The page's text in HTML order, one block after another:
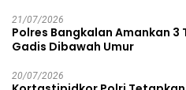
21/07/2026
Polres Bangkalan Amankan
Gadis Dibawah Umur
20/07/2026